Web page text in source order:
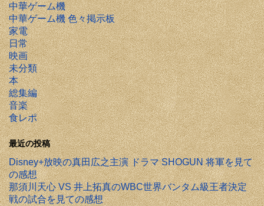
中華ゲーム機
中華ゲーム機 色々掲示板
家電
日常
映画
未分類
本
総集編
音楽
食レポ
最近の投稿
Disney+放映の真田広之主演 ドラマ SHOGUN 将軍を見て
の感想
那須川天心 VS 井上拓真のWBC世界バンタム級王者決定
戦の試合を見ての感想